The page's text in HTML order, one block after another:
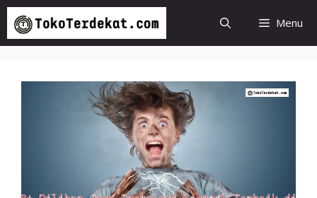
Langsung
isi
Menu